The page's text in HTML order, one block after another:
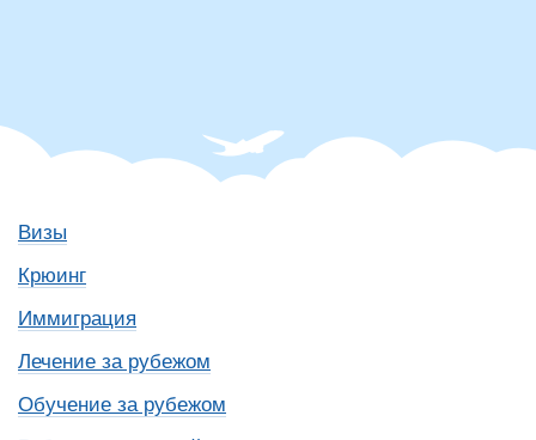
Визы
Крюинг
Иммиграция
Лечение за рубежом
Обучение за рубежом